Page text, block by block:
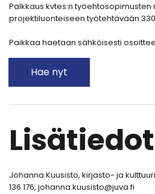
Palkkaus kvtes:n työehtosopimusten
projektiluonteiseen työtehtävään
Paikkaa haetaan sähköisesti
Hae nyt
Lisätiedot
Johanna Kuusisto, kirjasto- ja
136 176, johanna.kuusisto@juva.fi